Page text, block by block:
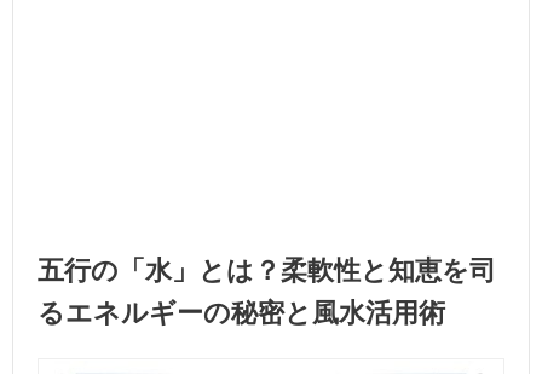
五行の「水」とは？柔軟性と知恵を司
るエネルギーの秘密と風水活用術